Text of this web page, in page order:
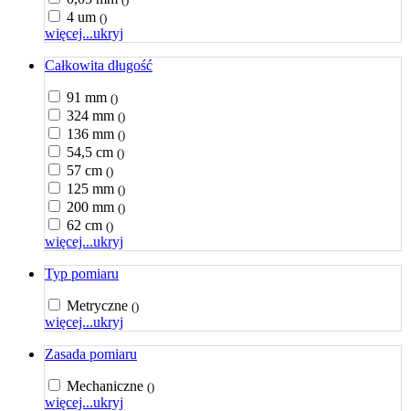
4 um ()
więcej...ukryj
Całkowita długość
91 mm ()
324 mm ()
136 mm ()
54,5 cm ()
57 cm ()
125 mm ()
200 mm ()
62 cm ()
więcej...ukryj
Typ pomiaru
Metryczne ()
więcej...ukryj
Zasada pomiaru
Mechaniczne ()
więcej...ukryj